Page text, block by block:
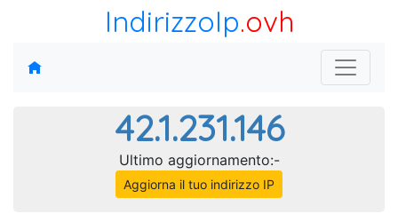
IndirizzoIp.ovh
42.1.231.146
Ultimo aggiornamento:-
Aggiorna il tuo indirizzo IP